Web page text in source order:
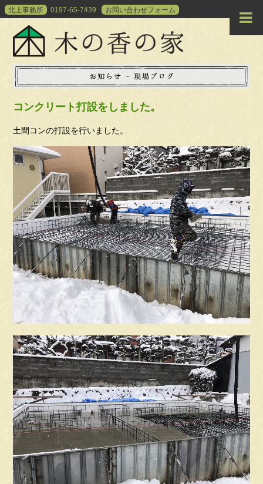
北上事務所 0197-65-7439 お問い合わせフォーム
コンクリート打設をしました。
土間コンの打設を行いました。